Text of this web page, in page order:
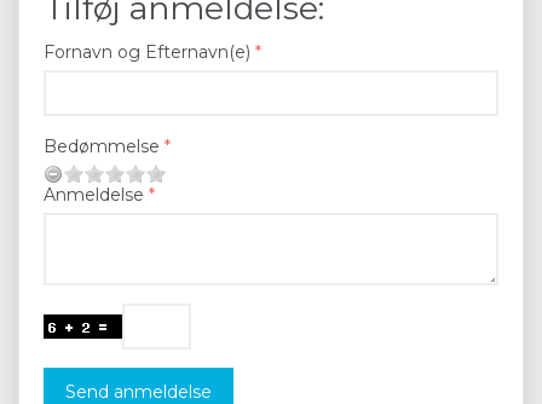
Fornavn og Efternavn(e)
Bedømmelse
Anmeldelse
Send anmeldelse